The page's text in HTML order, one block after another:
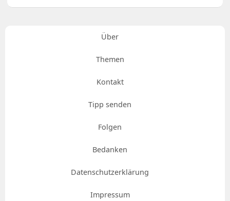
Über
Themen
Kontakt
Tipp senden
Folgen
Bedanken
Datenschutzerklärung
Impressum